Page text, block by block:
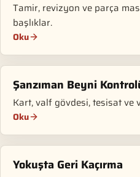
Tamir, revizyon ve parça
başlıklar.
Oku
Şanzıman Beyni
Kart, valf gövdesi, tesisat ve
Oku
Yokuşta Geri Kaçırma